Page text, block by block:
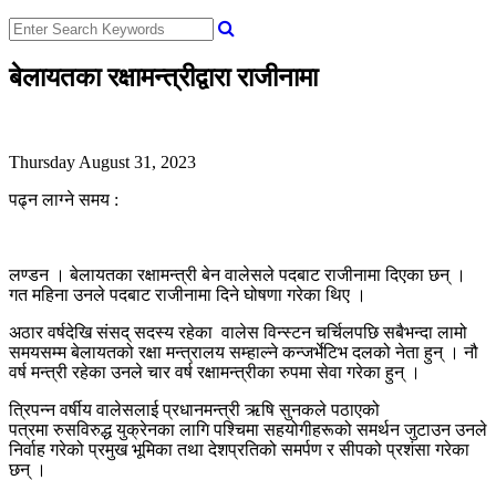
बेलायतका रक्षामन्त्रीद्वारा राजीनामा
Thursday August 31, 2023
पढ्न लाग्ने समय :
लण्डन । बेलायतका रक्षामन्त्री बेन वालेसले पदबाट राजीनामा दिएका छन् ।
गत महिना उनले पदबाट राजीनामा दिने घोषणा गरेका थिए ।
अठार वर्षदेखि संसद् सदस्य रहेका वालेस विन्स्टन चर्चिलपछि सबैभन्दा लामो
समयसम्म बेलायतको रक्षा मन्त्रालय सम्हाल्ने कन्जर्भेटिभ दलको नेता हुन् । नौ
वर्ष मन्त्री रहेका उनले चार वर्ष रक्षामन्त्रीका रुपमा सेवा गरेका हुन् ।
त्रिपन्न वर्षीय वालेसलाई प्रधानमन्त्री ऋषि सुनकले पठाएको
पत्रमा रुसविरुद्ध युक्रेनका लागि पश्चिमा सहयोगीहरूको समर्थन जुटाउन उनले
निर्वाह गरेको प्रमुख भूमिका तथा देशप्रतिको समर्पण र सीपको प्रशंसा गरेका
छन् ।